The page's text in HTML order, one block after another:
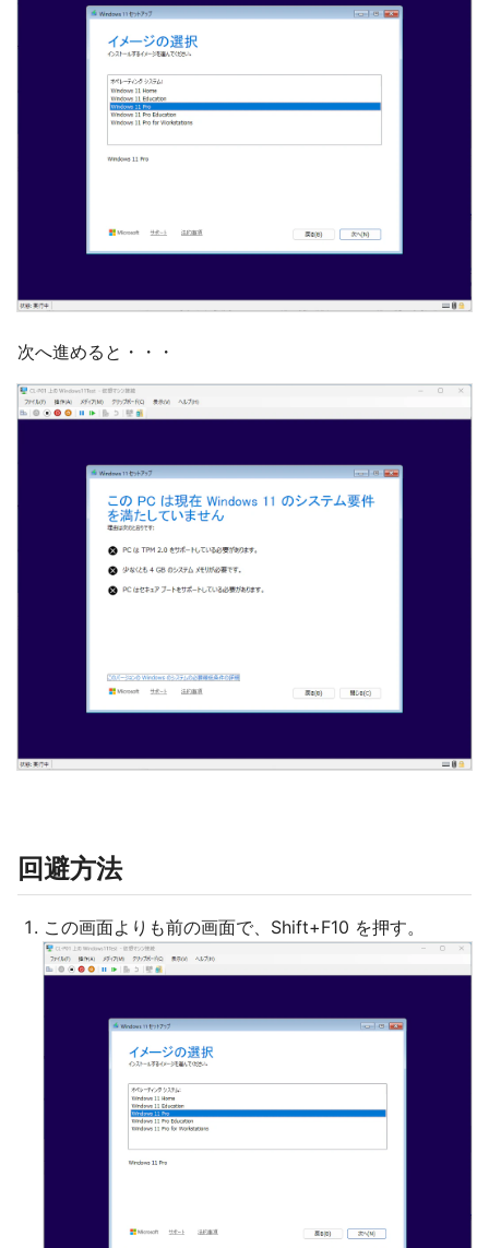
次へ進めると・・・
回避方法
この画面よりも前の画面で、Shift+F10 を押す。